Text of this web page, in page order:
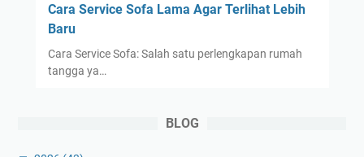
Cara Service Sofa Lama Agar Terlihat Lebih
Baru
Cara Service Sofa: Salah satu perlengkapan rumah
tangga ya…
BLOG